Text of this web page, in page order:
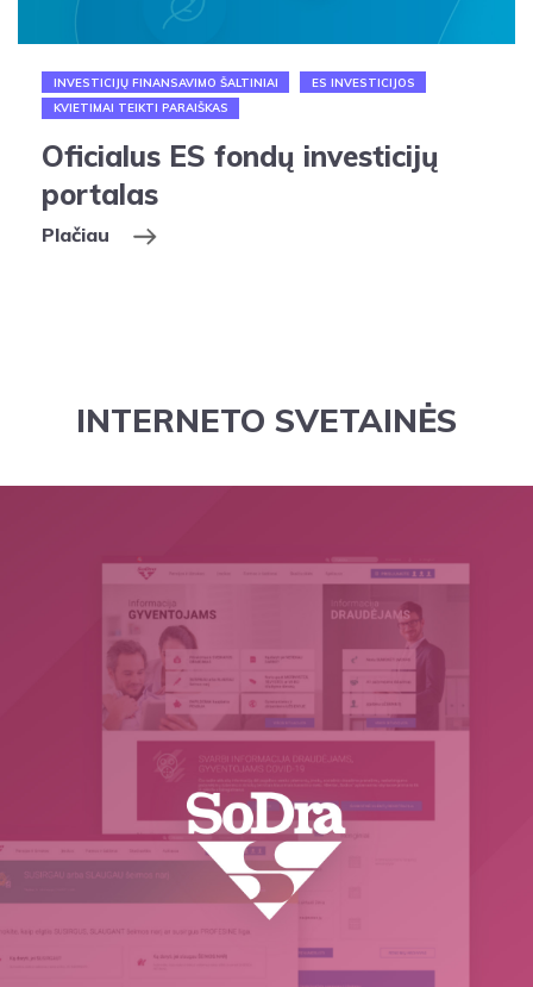
INVESTICIJŲ FINANSAVIMO ŠALTINIAI
ES INVESTICIJOS
KVIETIMAI TEIKTI PARAIŠKAS
Oficialus ES fondų investicijų
portalas
Plačiau
INTERNETO SVETAINĖS